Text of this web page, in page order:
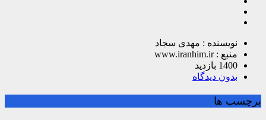
نویسنده : مهدی سجاد
منبع : www.iranhim.ir
1400 بازدید
بدون دیدگاه
برچسب ها